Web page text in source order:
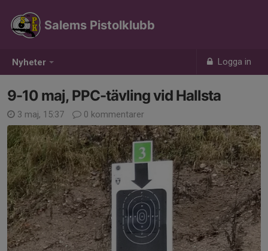
Nyheter Logga in
Salems Pistolklubb
9-10 maj, PPC-tävling vid Hallsta
3 maj, 15:37 0 kommentarer